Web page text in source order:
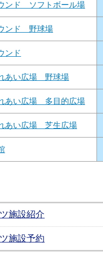
ンド ソフトボール場
ンド 野球場
ンド
あい広場 野球場
あい広場 多目的広場
あい広場 芝生広場
施設紹介
施設予約